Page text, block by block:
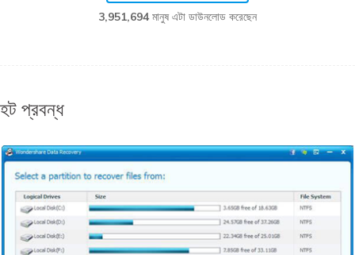
3,951,696মানুষ এটা ডাউনলোড করেছেন
হট প্রবন্ধ